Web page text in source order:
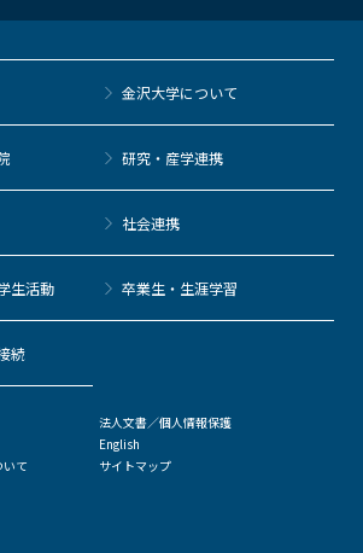
金沢大学について
研究・産学連携
社会連携
生活動 卒業生・生涯学習
続
て
法人文書／個人情報保護
English
サイトマップ